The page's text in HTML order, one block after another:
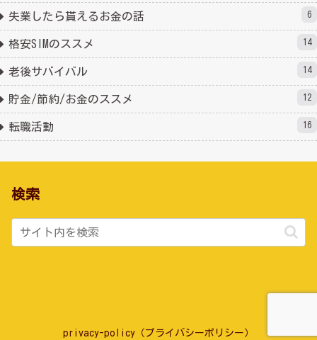
失業したら貰えるお金の話 6
格安SIMのススメ 14
老後サバイバル 14
貯金/節約/お金のススメ 12
転職活動 16
検索
privacy-policy（プライバシーポリシー）